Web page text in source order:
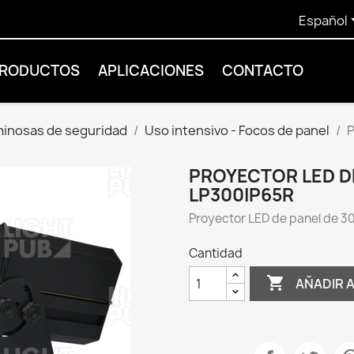
Español
APLICACIONES CONTACTO
de seguridad Uso intensivo - Focos de panel
PROYECTOR LED
LP300IP65R
Proyector LED de panel de
Cantidad
 AÑADIR